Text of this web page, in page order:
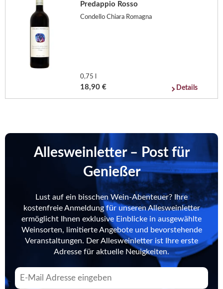
Predappio Rosso
Condello Chiara Romagna
0,75 l
18,90 € Details
Allesweinletter – Post für
Genießer
Lust auf ein bisschen Wein-Abenteuer? Ihre
kostenfreie Anmeldung für unseren Allesweinletter
ermöglicht Ihnen exklusive Einblicke in ausgewählte
Weinsorten, limitierte Angebote und bevorstehende
Veranstaltungen. Der Allesweinletter ist Ihre erste
Adresse für aktuelle Neuigkeiten.